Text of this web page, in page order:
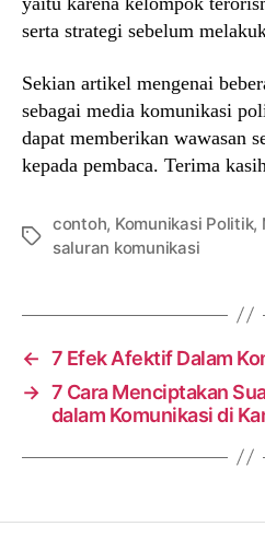
serta strategi sebelum
Sekian artikel mengenai
sebagai media komunikasi
dapat memberikan wawasan
kepada pembaca. Terima
Tags
contoh, Komunikasi Politik,
saluran komunikasi
← 7 Efek Afektif Dalam
→ 7 Cara Menciptakan
dalam Komunikasi di